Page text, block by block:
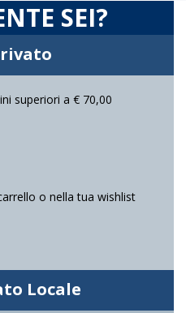
SEI?
superiori a € 70,00
o nella tua wishlist
Locale